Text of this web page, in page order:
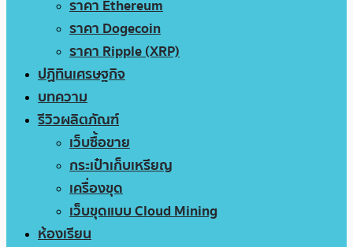
ราคา Ethereum
ราคา Dogecoin
ราคา Ripple (XRP)
ปฏิทินเศรษฐกิจ
บทความ
รีวิวผลิตภัณฑ์
เว็บซื้อขาย
กระเป๋าเก็บเหรียญ
เครื่องขุด
เว็บขุดแบบ Cloud Mining
ห้องเรียน